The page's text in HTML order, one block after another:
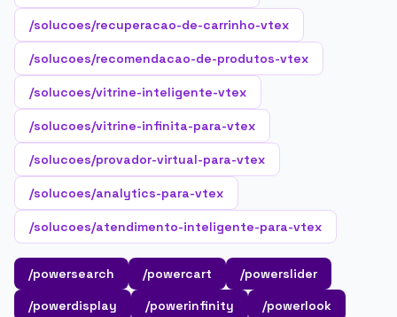
/solucoes/recuperacao-de-carrinho-vtex
/solucoes/recomendacao-de-produtos-vtex
/solucoes/vitrine-inteligente-vtex
/solucoes/vitrine-infinita-para-vtex
/solucoes/provador-virtual-para-vtex
/solucoes/analytics-para-vtex
/solucoes/atendimento-inteligente-para-vtex
/powersearch /powercart
/powerslider
/powerdisplay
/powerinfinity /powerlook